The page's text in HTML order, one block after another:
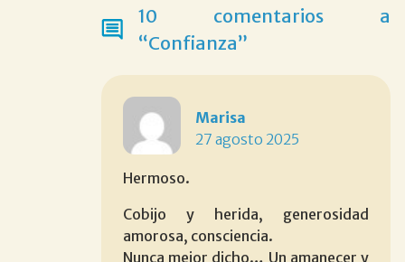
10 comentarios a
“Confianza”
Marisa
27 agosto 2025
Hermoso.
Cobijo y herida, generosidad
amorosa, consciencia.
Nunca mejor dicho… Un amanecer y